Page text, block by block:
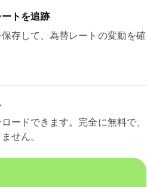
トを追跡
存して、為替レートの変動を確
ードできます。完全に無料で、
せん。